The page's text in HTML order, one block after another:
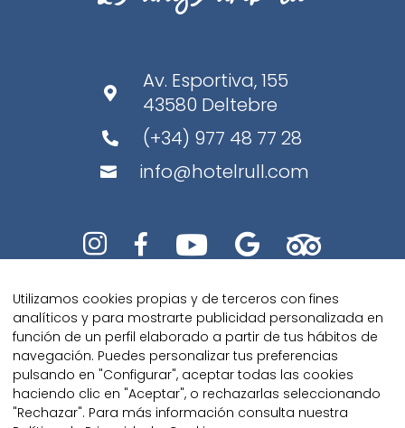

Av. Esportiva, 155
43580 Deltebre
 (+34) 977 48 77 28
 info@hotelrull.com
    
Diseñado con amor porKaipi
Marketing
Utilizamos cookies propias y de terceros con fines
analíticos y para mostrarte publicidad personalizada en
función de un perfil elaborado a partir de tus hábitos de
navegación. Puedes personalizar tus preferencias
pulsando en "Configurar", aceptar todas las cookies
haciendo clic en "Aceptar", o rechazarlas seleccionando
"Rechazar". Para más información consulta nuestra